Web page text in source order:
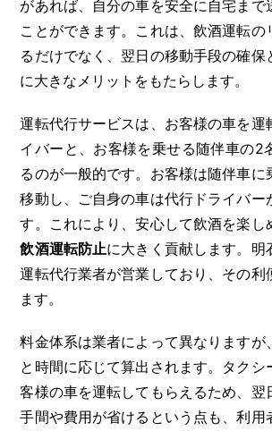
があれば、自分の車を安全に自宅まで
ことができます。これは、飲酒運転の
るだけでなく、翌日の移動手段の確保
に大きなメリットをもたらします。
運転代行サービスは、お客様の車を運
イバーと、お客様を乗せる随伴車の2
るのが一般的です。お客様は随伴車に
移動し、ご自身の車は代行ドライバー
す。これにより、安心して飲酒を楽し
飲酒運転防止に大きく貢献します。明
運転代行業者が営業しており、その利
ます。
料金体系は業者によって異なりますが
と時間に応じて算出されます。タクシ
客様の車を運転してもらえるため、翌
手間や費用が省けるという点も、利用